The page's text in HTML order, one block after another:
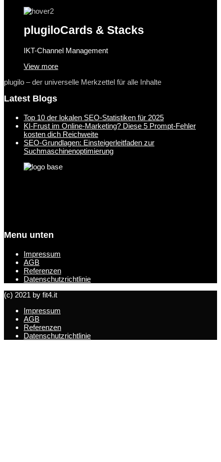
plugiloCards & Stacks
IKT-Channel Management
View more
plugilo – der universelle Merkzettel für alle Inhalte
Latest Blogs
Top 10 der lokalen SEO-Statistiken für 2025
KI-Frust im Online-Marketing? Diese 5 Prompt-Fehler
kosten dich Reichweite
SEO-Grundlagen: Einsteigerleitfaden zur
Suchmaschinenoptimierung
Menu unten
Impressum
AGB
Referenzen
Datenschutzrichtlinie
(c) 2021 by fit4.it
Impressum
AGB
Referenzen
Datenschutzrichtlinie